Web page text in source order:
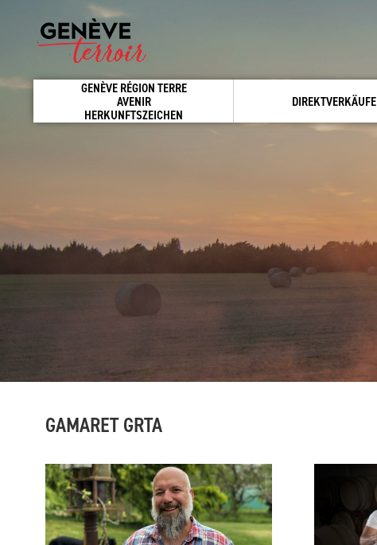
GENÈVE RÉGION TERRE
AVENIR
HERKUNFTSZEICHEN
DIREKTVERKÄUFE
GAMARET GRTA